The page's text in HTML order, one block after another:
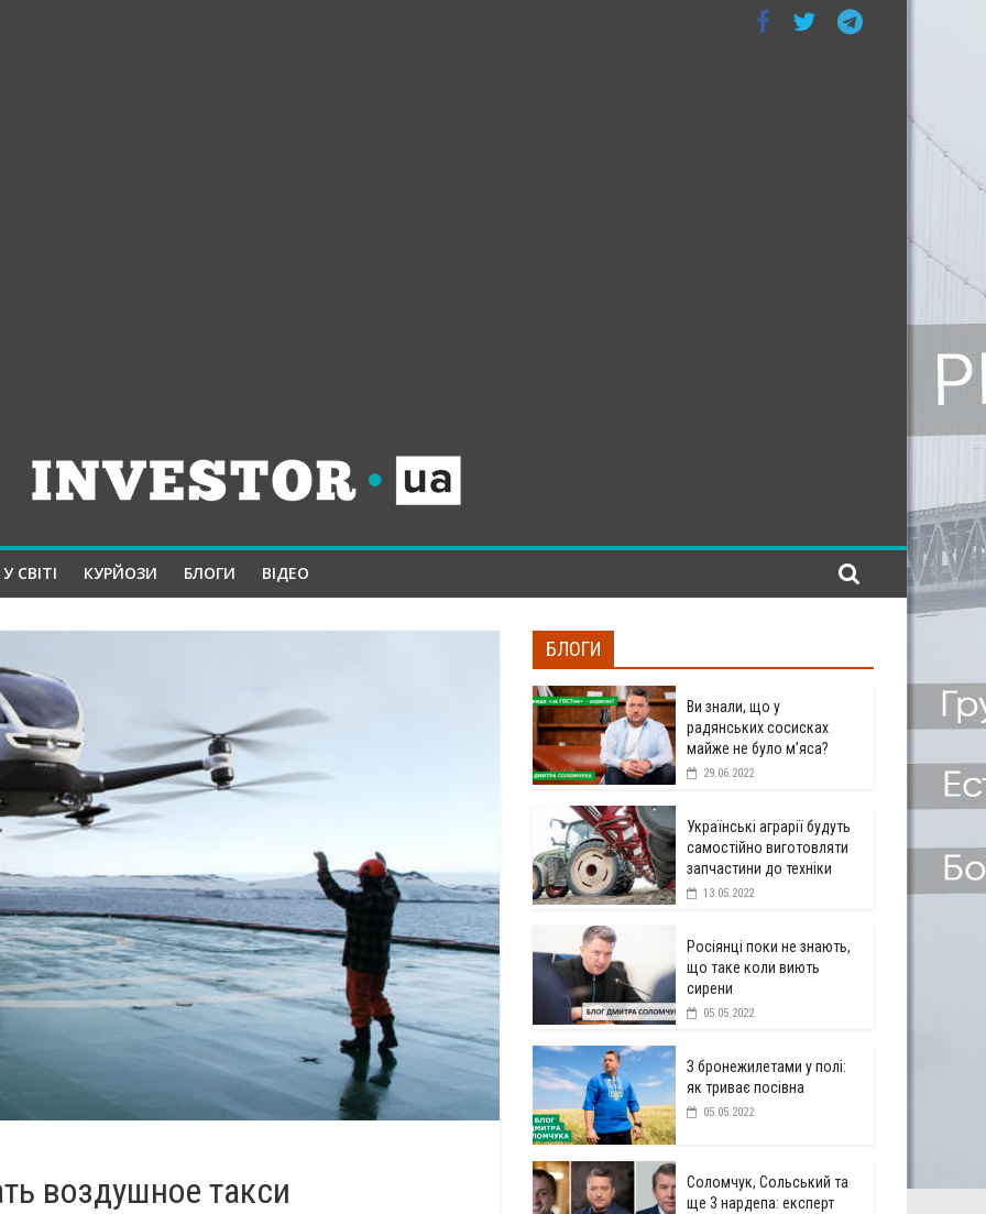
У СВІТІ КУРЙОЗИ БЛОГИ ВІДЕО
воздушное такси
БЛОГИ
Ви знали, що у
радянських сосисках
майже не було м’яса?
29.06.2022
Українські аграрії будуть
самостійно виготовляти
запчастини до техніки
13.05.2022
Росіянці поки не знають,
що таке коли виють
сирени
05.05.2022
З бронежилетами у полі:
як триває посівна
05.05.2022
Соломчук, Сольський та
ще 3 нардепа: експерт